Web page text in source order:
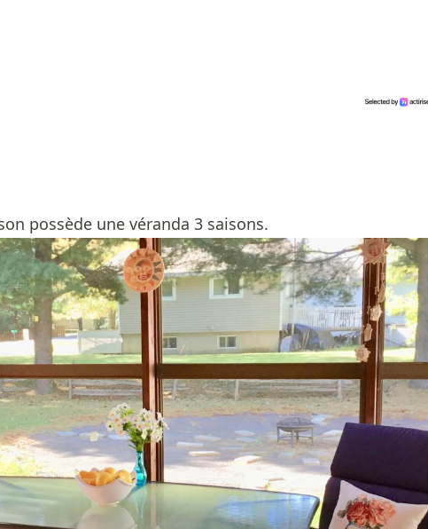
possède une véranda 3 saisons.